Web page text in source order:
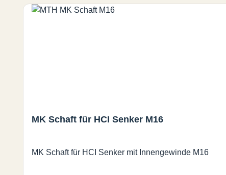
MK Schaft für HCI Senker M16
MK Schaft für HCI Senker mit Innengewinde M16